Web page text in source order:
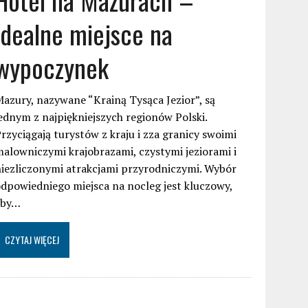
miejsce na
nazywane “Krainą Tysąca Jezior”, są
z najpiękniejszych regionów Polski.
turystów z kraju i zza granicy swoimi
krajobrazami, czystymi jeziorami i
atrakcjami przyrodniczymi. Wybór
miejsca na nocleg jest kluczowy,
CZYTAJ WIĘCEJ